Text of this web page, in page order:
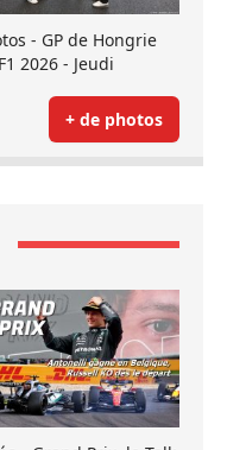
- GP de Hongrie
2026 - Jeudi
+ de photos